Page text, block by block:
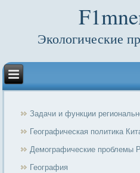
Экологические
Задачи и функции
Географическая политика
Демографические проблемы
География